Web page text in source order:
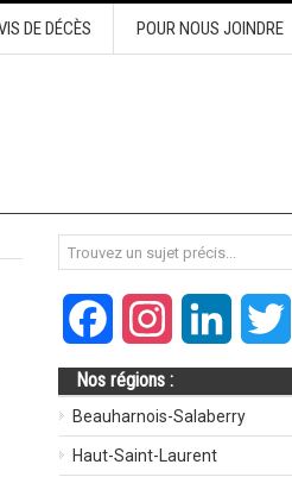
DE DÉCÈS POUR NOUS JOINDRE
FacebookInstagramLinkedIn
Nos régions :
Beauharnois-Salaberry
Haut-Saint-Laurent